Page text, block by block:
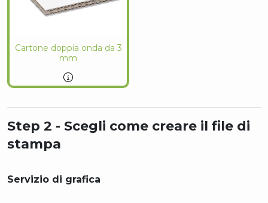
Cartone doppia onda da 3
mm
Step 2 - Scegli come creare il file di
stampa
Servizio di grafica